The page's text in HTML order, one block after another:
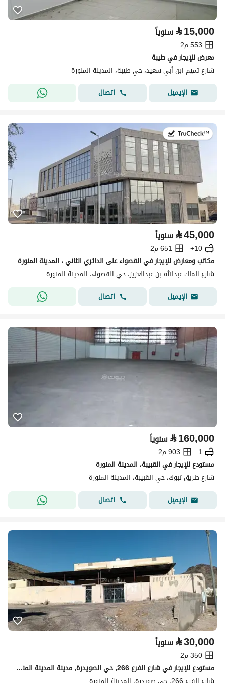
⃁15,000 سنوياً
553 م2
معرض للإيجار في طيبة
شارع تميم ابن أبي سعيد، حي طيبة، المدينة المنورة
الإيميل
اتصال
في:25 يوليو 2026
⃁45,000 سنوياً
10+
651 م2
مكاتب ومعارض للإيجار في القصواء على الدائري الثاني ، المدينة المنورة
شارع الملك عبدالله بن عبدالعزيز، حي القصواء، المدينة المنورة
الإيميل
اتصال
⃁160,000 سنوياً
1
903 م2
مستودع للإيجار في القبيبة، المدينة المنورة
شارع طريق تبوك، حي القبيبة، المدينة المنورة
الإيميل
اتصال
⃁30,000 سنوياً
350 م2
مستودع للإيجار في شارع الفرع 266, حي الصويدرة, مدينة المدينة المنورة, منطقة المدينة المنورة